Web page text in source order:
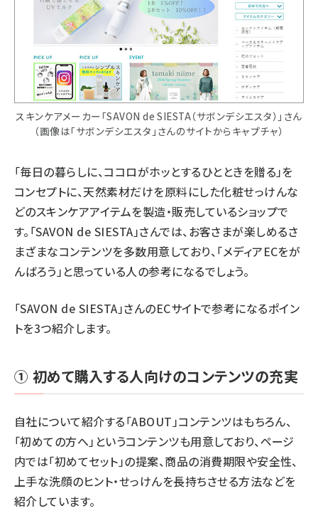
スキンケアメーカー「SAVON de SIESTA（サボンデシエスタ）」さん
（画像は「サボンデシエスタ」さんのサイトからキャプチャ）
「毎日の暮らしに、ココロがホッとするひとときを贈る」を
コンセプトに、天然素材だけを原料にした化粧せっけんな
どのスキンケアアイテムを製造・販売しているショップで
す。「SAVON de SIESTA」さんでは、お客さまが楽しめるさ
まざまなコンテンツを多数用意しており、「メディアECをが
んばろう」と思っている人の参考になるでしょう。
「SAVON de SIESTA」さんのECサイトで参考になるポイン
トを3つ紹介します。
① 初めて購入する人向けのコンテンツの充実
自社について紹介する「ABOUT」コンテンツはもちろん、
「初めての方へ」というコンテンツも用意しており、ページ
内では「初めてセット」の提案、商品の消費期限や安全性、
上手な洗顔のヒント・せっけんを長持ちさせる方法などを
紹介しています。